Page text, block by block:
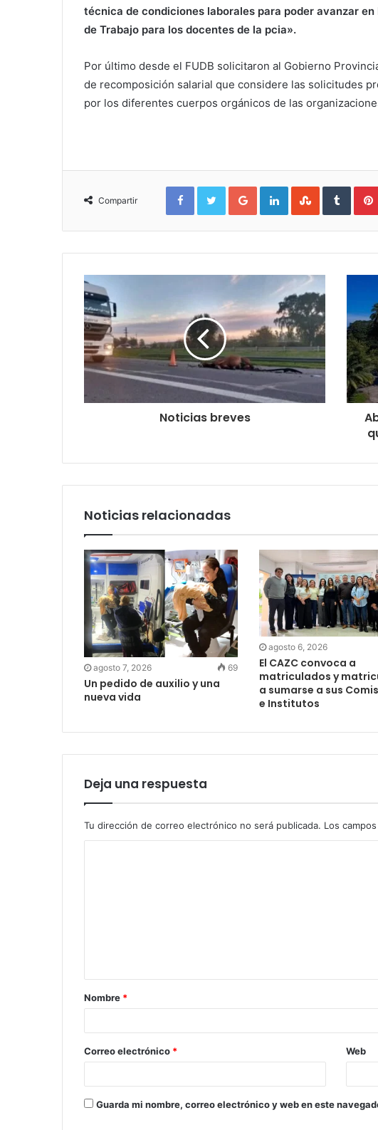
técnica de condiciones laborales para poder avanzar
de Trabajo para los docentes de la pcia».
Por último desde el FUDB solicitaron al Gobierno
de recomposición salarial que considere las solicitudes
por los diferentes cuerpos orgánicos de las
Compartir
FacebookTwitterGoogle+LinkedIn
Noticias breves
Noticias relacionadas
agosto 7, 2026 69
Un pedido de auxilio y una
nueva vida
agosto 6, 2026
El CAZC convoca a
matriculados y
a sumarse a sus
e Institutos
Deja una respuesta
Tu dirección de correo electrónico no será publicada. Los
Nombre *
Correo electrónico * Web
Guarda mi nombre, correo electrónico y web en este